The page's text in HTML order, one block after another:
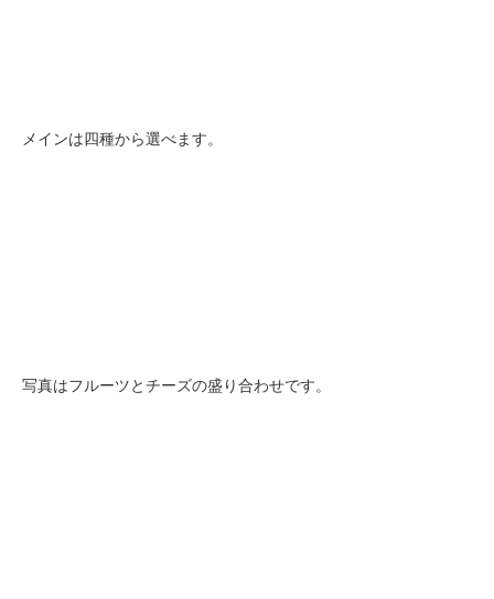
メインは四種から選べます。
写真はフルーツとチーズの盛り合わせです。